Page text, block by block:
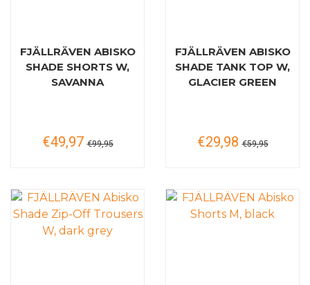
FJÄLLRÄVEN ABISKO
SHADE SHORTS W,
SAVANNA
€49,97 €99,95
FJÄLLRÄVEN ABISKO
SHADE TANK TOP W,
GLACIER GREEN
€29,98 €59,95